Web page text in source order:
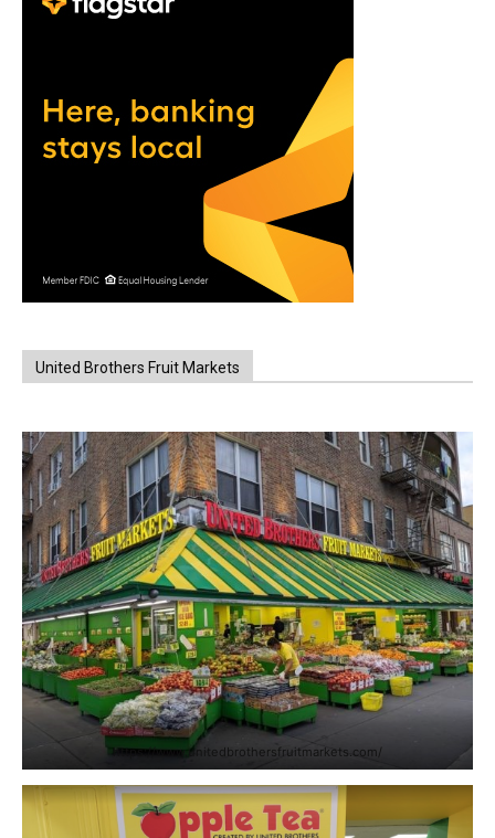
United Brothers Fruit Markets
https://www.unitedbrothersfruitmarkets.com/